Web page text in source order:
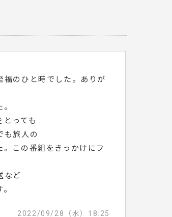
福のひと時でした。ありが
っても
も旅人の
この番組をきっかけにフ
など
2022/09/28（水）18:25